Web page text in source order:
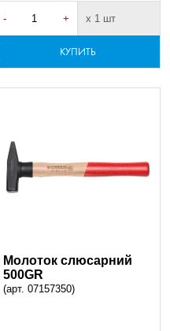
- + х 1 шт
КУПИТЬ
Молоток слюсарний
500GR
(арт. 07157350)